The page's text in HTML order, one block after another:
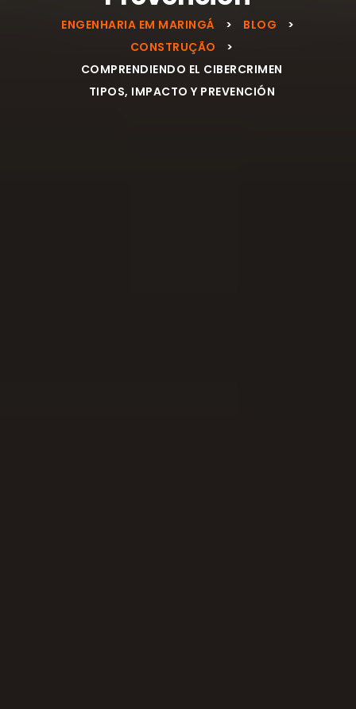
ENGENHARIA EM MARINGÁ > BLOG
>
CONSTRUÇÃO
>
COMPRENDIENDO EL CIBERCRIMEN
TIPOS, IMPACTO Y PREVENCIÓN